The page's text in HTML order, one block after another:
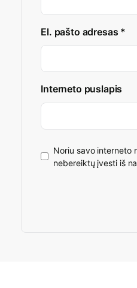
El. pašto adresas *
Interneto puslapis
Noriu savo interneto
nebereiktų įvesti iš